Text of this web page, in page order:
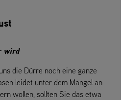
wird
die Dürre noch eine ganze
leidet unter dem Mangel an
wollen, sollten Sie das etwa